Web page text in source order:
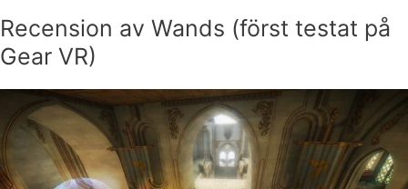
Recension av Wands (först testat på
Gear VR)